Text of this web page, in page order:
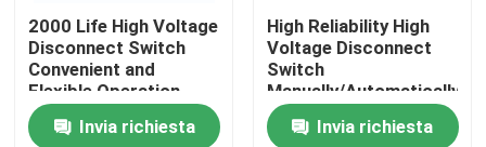
Contattici
Richieda una citazione
2000 Life High Voltage
Disconnect Switch
Convenient and
Flexible Operation
Invia richiesta
High Reliability High
Voltage Disconnect
Switch
Manually/Automatically
Operated 3 Units for 1
Set EXW Trade Terms
Invia richiesta